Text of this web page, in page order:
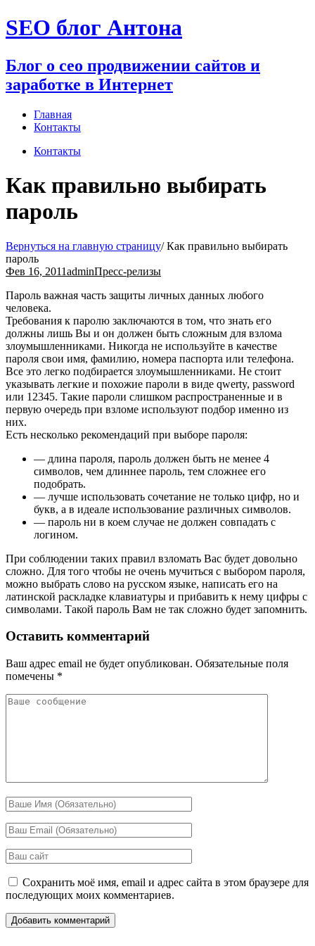
Перейти
к
SEO блог Антона
Блог о сео продвижении сайтов и
заработке в Интернет
Главная
Контакты
Контакты
Как правильно выбирать
пароль
Вернуться на главную страницу/Как правильно выбирать
пароль
Фев 16, 2011adminПресс-релизы
Пароль важная часть защиты личных данных любого
человека.
Требования к паролю заключаются в том, что знать его
должны лишь Вы и он должен быть сложным для взлома
злоумышленниками. Никогда не используйте в качестве
пароля свои имя, фамилию, номера паспорта или телефона.
Все это легко подбирается злоумышленниками. Не стоит
указывать легкие и похожие пароли в виде qwerty, password
или 12345. Такие пароли слишком распространенные и в
первую очередь при взломе используют подбор именно из
них.
Есть несколько рекомендаций при выборе пароля:
— длина пароля, пароль должен быть не менее 4
символов, чем длиннее пароль, тем сложнее его
подобрать.
— лучше использовать сочетание не только цифр, но и
букв, а в идеале использование различных символов.
— пароль ни в коем случае не должен совпадать с
логином.
При соблюдении таких правил взломать Вас будет довольно
сложно. Для того чтобы не очень мучиться с выбором пароля,
можно выбрать слово на русском языке, написать его на
латинской раскладке клавиатуры и прибавить к нему цифры с
символами. Такой пароль Вам не так сложно будет запомнить.
Оставить комментарий
Ваш адрес email не будет опубликован. Обязательные поля
помечены *
Сохранить моё имя, email и адрес сайта в этом браузере для
последующих моих комментариев.